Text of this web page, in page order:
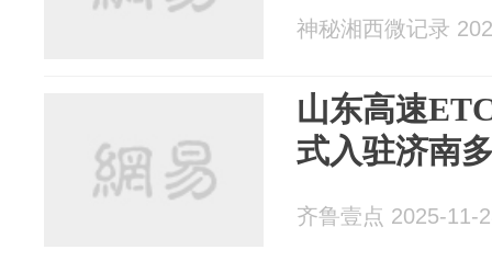
神秘湘西微记录
山东高速
式入驻济南
齐鲁壹点 2025-11-